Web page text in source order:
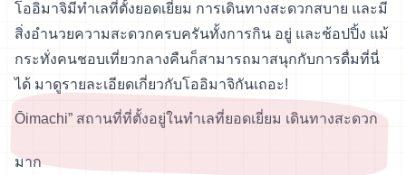
โออิมาจิมีทำเลที่ตั้งยอดเยี่ยม การเดินทางสะดวกสบาย และมี
สิ่งอำนวยความสะดวกครบครันทั้งการกิน อยู่ และช้อปปิ้ง แม้
กระทั่งคนชอบเที่ยวกลางคืนก็สามารถมาสนุกกับการดื่มที่นี่
ได้ มาดูรายละเอียดเกี่ยวกับโออิมาจิกันเถอะ!
Ōimachi” สถานที่ที่ตั้งอยู่ในทำเลที่ยอดเยี่ยม เดินทางสะดวก
มาก